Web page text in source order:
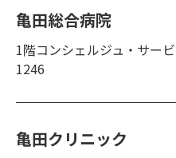
亀田総合病院
1階コンシェルジュ・サー
1246
亀田クリニック